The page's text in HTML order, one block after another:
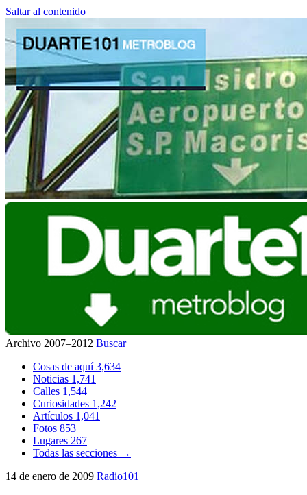
Saltar al contenido
Archivo 2007–2012 Buscar
Cosas de aquí3,634
Noticias 1,741
Calles 1,544
Curiosidades 1,242
Artículos 1,041
Fotos 853
Lugares 267
Todas las secciones →
14 de enero de 2009 Radio101